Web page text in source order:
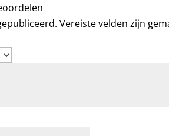
Vereiste velden zijn